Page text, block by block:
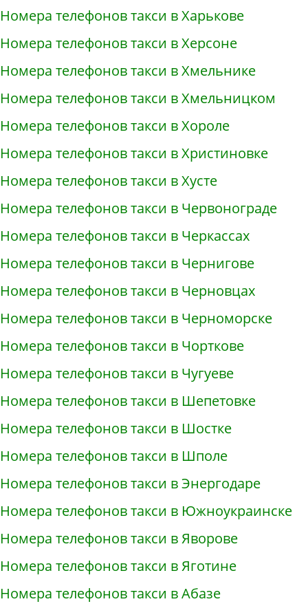
Номера телефонов такси в Харькове
Номера телефонов такси в Херсоне
Номера телефонов такси в Хмельнике
Номера телефонов такси в Хмельницком
Номера телефонов такси в Хороле
Номера телефонов такси в Христиновке
Номера телефонов такси в Хусте
Номера телефонов такси в Червонограде
Номера телефонов такси в Черкассах
Номера телефонов такси в Чернигове
Номера телефонов такси в Черновцах
Номера телефонов такси в Черноморске
Номера телефонов такси в Чорткове
Номера телефонов такси в Чугуеве
Номера телефонов такси в Шепетовке
Номера телефонов такси в Шостке
Номера телефонов такси в Шполе
Номера телефонов такси в Энергодаре
Номера телефонов такси в Южноукраинске
Номера телефонов такси в Яворове
Номера телефонов такси в Яготине
Номера телефонов такси в Абазе